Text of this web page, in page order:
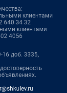
клиентами
640 34 32
клиентами
4056
16 доб. 3335,